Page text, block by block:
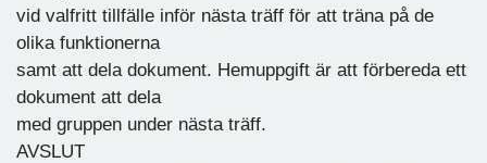
vid valfritt tillfälle inför nästa träff för att träna på de
olika funktionerna
samt att dela dokument. Hemuppgift är att förbereda ett
dokument att dela
med gruppen under nästa träff.
AVSLUT